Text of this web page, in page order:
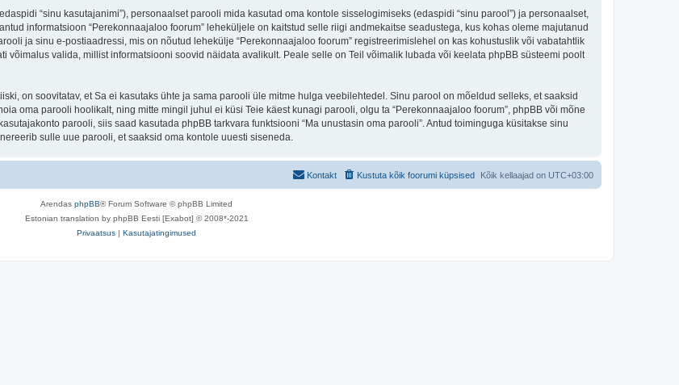
“sinu kasutajanimi”), personaalset parooli mida kasutad oma kontole sisselogimiseks (edaspidi “sinu parool”) ja personaalset,
informatsioon “Perekonnaajaloo foorum” leheküljele on kaitstud selle riigi andmekaitse seadustega, kus kohas oleme majutanud
ja sinu e-postiaadressi, mis on nõutud lehekülje “Perekonnaajaloo foorum” registreerimislehel on kas kohustuslik või vabatahtlik
võimalus valida, millist informatsiooni soovid näidata avalikult. Peale selle on Teil võimalik lubada või keelata phpBB süsteemi poolt
on soovitatav, et Sa ei kasutaks ühte ja sama parooli üle mitme hulga veebilehtedel. Sinu parool on mõeldud selleks, et saaksid
oma parooli hoolikalt, ning mitte mingil juhul ei küsi Teie käest kunagi parooli, olgu ta “Perekonnaajaloo foorum”, phpBB või mõne
parooli, siis saad kasutada phpBB tarkvara funktsiooni “Ma unustasin oma parooli”. Antud toiminguga küsitakse sinu
sulle uue parooli, et saaksid oma kontole uuesti siseneda.
Kõik kellaajad on UTC+03:00
Kustuta kõik foorumi küpsised
Kontakt
Arendas phpBB® Forum Software © phpBB Limited
Estonian translation by phpBB Eesti [Exabot] © 2008*-2021
Privaatsus | Kasutajatingimused